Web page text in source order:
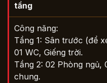
tầng
Công năng:
Tầng 1: Sân trước (để
01 WC, Giếng trời.
Tầng 2: 02 Phòng ngủ,
chung.